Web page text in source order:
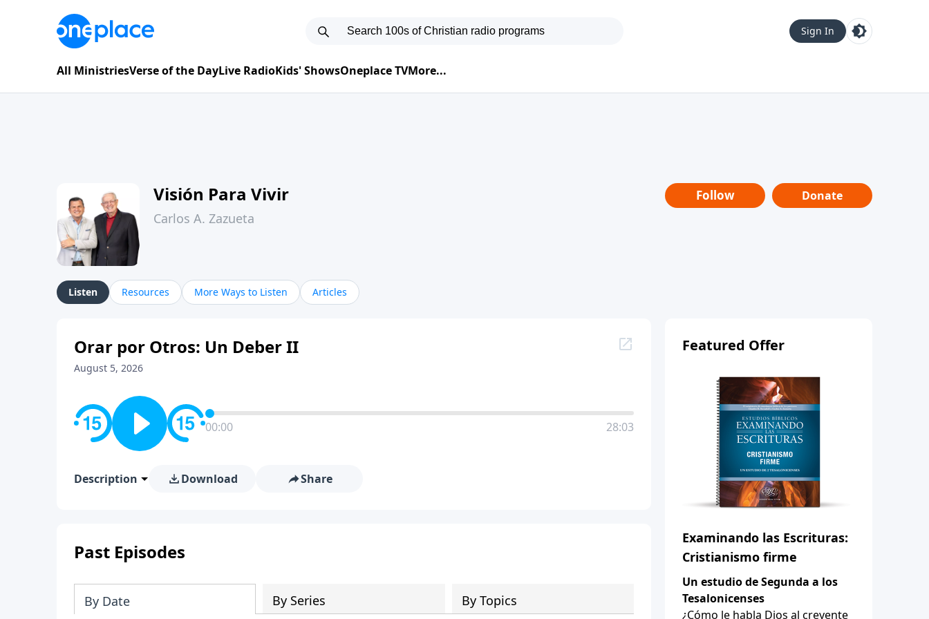
Sign In
All MinistriesVerse of the DayLive RadioKids' ShowsOneplace TVMore...
Visión Para Vivir
Carlos A. Zazueta
Follow Donate
Listen Resources More Ways to Listen Articles
Orar por Otros: Un Deber II
August 5, 2026
00:00 28:03
Description Download Share
Past Episodes
By Date By Series By Topics
Featured Offer
Examinando las Escrituras:
Cristianismo firme
Un estudio de Segunda a los
Tesalonicenses
¿Cómo le habla Dios al creyente